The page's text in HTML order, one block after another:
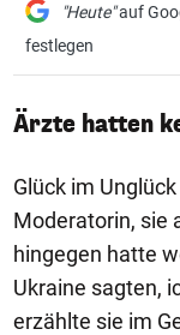
"Heute"auf
festlegen
Ärzte hatten
Glück im
Moderatorin, sie
hingegen hatte
Ukraine sagten,
erzählte sie im